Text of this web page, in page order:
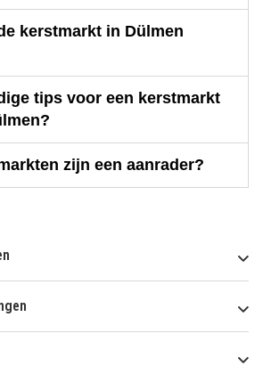
kerstmarkt in Dülmen
tips voor een kerstmarkt
zijn een aanrader?